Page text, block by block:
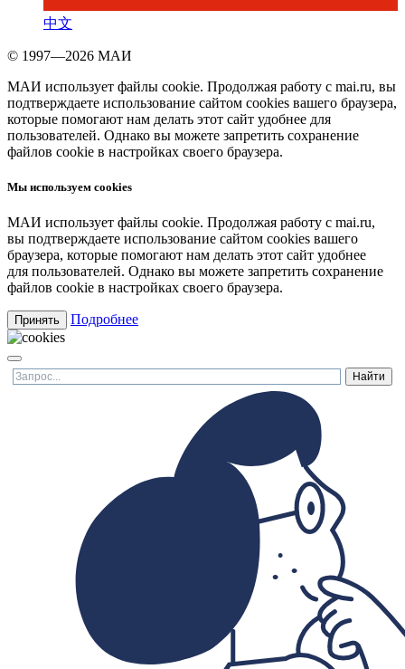
中文
© 1997—2026 МАИ
МАИ использует файлы cookie. Продолжая работу с mai.ru, вы
подтверждаете использование сайтом cookies вашего браузера,
которые помогают нам делать этот сайт удобнее для
пользователей. Однако вы можете запретить сохранение
файлов cookie в настройках своего браузера.
Мы используем cookies
МАИ использует файлы cookie. Продолжая работу с mai.ru,
вы подтверждаете использование сайтом cookies вашего
браузера, которые помогают нам делать этот сайт удобнее
для пользователей. Однако вы можете запретить сохранение
файлов cookie в настройках своего браузера.
Принять Подробнее